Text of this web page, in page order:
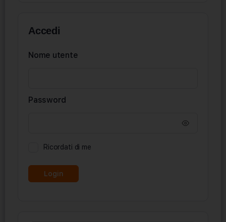
Accedi
Nome utente
Password
Ricordati di me